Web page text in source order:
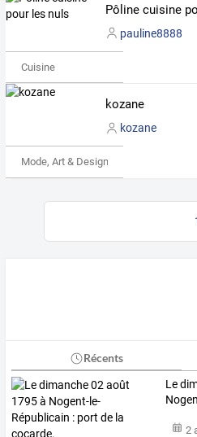
pauline8888
Cuisine
kozane
kozane
Mode, Art & Design
Récents
Le
2